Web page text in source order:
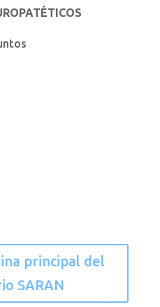
principal del
SARAN